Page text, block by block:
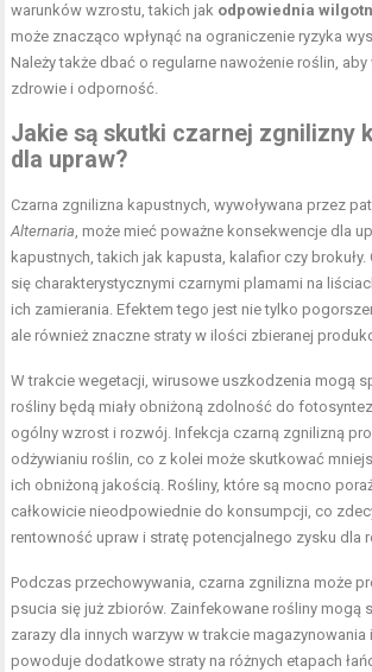
warunków wzrostu, takich jak odpowiednia
może znacząco wpłynąć na ograniczenie ryzyka
Należy także dbać o regularne nawożenie roślin,
zdrowie i odporność.
Jakie są skutki czarnej zgnilizny
dla upraw?
Czarna zgnilizna kapustnych, wywoływana przez
Alternaria, może mieć poważne konsekwencje dla
kapustnych, takich jak kapusta, kalafior czy
się charakterystycznymi czarnymi plamami na
ich zamierania. Efektem tego jest nie tylko
ale również znaczne straty w ilości zbieranej
W trakcie wegetacji, wirusowe uszkodzenia mogą
rośliny będą miały obniżoną zdolność do
ogólny wzrost i rozwój. Infekcja czarną zgnilizną
odżywianiu roślin, co z kolei może skutkować
ich obniżoną jakością. Rośliny, które są mocno
całkowicie nieodpowiednie do konsumpcji, co
rentowność upraw i stratę potencjalnego zysku dla
Podczas przechowywania, czarna zgnilizna może
psucia się już zbiorów. Zainfekowane rośliny mogą
zarazy dla innych warzyw w trakcie magazynowania
powoduje dodatkowe straty na różnych etapach